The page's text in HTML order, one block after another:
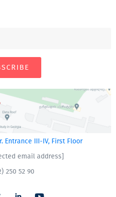
Entrance III-IV, First Floor
email address]
250 52 90